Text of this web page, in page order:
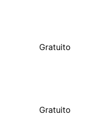
Gratuito
Gratuito